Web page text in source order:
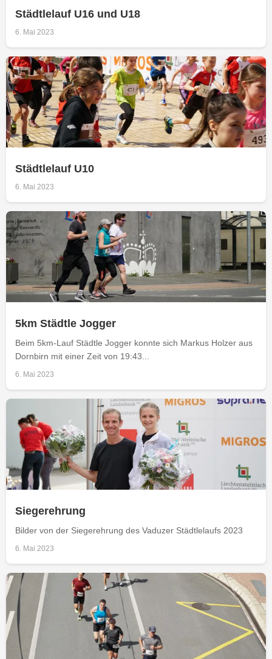
Städtlelauf U16 und U18
6. Mai 2023
Städtlelauf U10
6. Mai 2023
5km Städtle Jogger
Beim 5km-Lauf Städtle Jogger konnte sich Markus Holzer aus
Dornbirn mit einer Zeit von 19:43...
6. Mai 2023
Siegerehrung
Bilder von der Siegerehrung des Vaduzer Städtlelaufs 2023
6. Mai 2023